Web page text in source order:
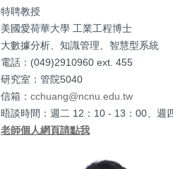
特聘教授
美國愛荷華大學 工業工程博士
大數據分析、知識管理、智慧型系統
電話：(049)2910960 ext. 455
研究室：管院5040
信箱： cchuang@ncnu.edu.tw
晤談時間：週二 12：10 - 13：00、週
老師個人網頁請點我